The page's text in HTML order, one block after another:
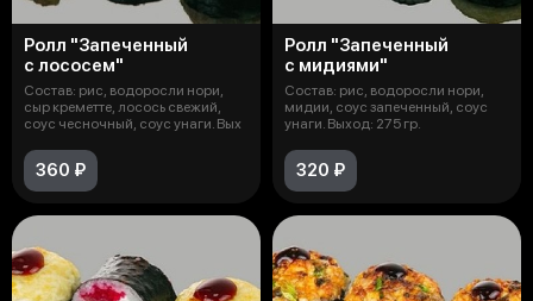
Ролл "Запеченный
с лососем"
Состав: рис, водоросли нори,
сыр креметте, лосось свежий,
соус чесночный, соус унаги. Вых
360 ₽
Ролл "Запеченный
с мидиями"
Состав: рис, водоросли нори,
мидии, соус запеченный, соус
унаги. Выход: 275 гр.
320 ₽